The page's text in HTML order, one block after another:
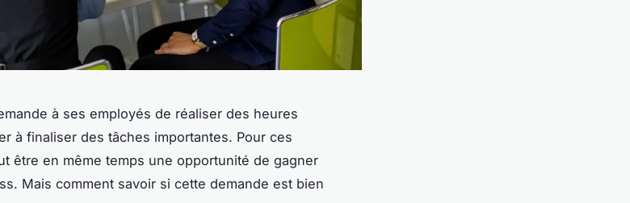
à ses employés de réaliser des heures
à finaliser des tâches importantes. Pour ces
être en même temps une opportunité de gagner
Mais comment savoir si cette demande est bien